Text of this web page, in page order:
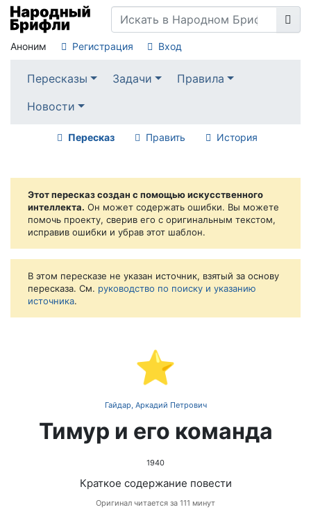
Аноним Регистрация Вход
Пересказы Задачи
Правила
Новости
Пересказ Править История
Этот пересказ создан с помощью искусственного
интеллекта. Он может содержать ошибки. Вы можете
помочь проекту, сверив его с оригинальным текстом,
исправив ошибки и убрав этот шаблон.
В этом пересказе не указан источник, взятый за основу
пересказа. См. руководство по поиску и указанию
источника.
⭐
Гайдар, Аркадий Петрович
Тимур и его команда
1940
Краткое содержание повести
Оригинал читается за 111 минут